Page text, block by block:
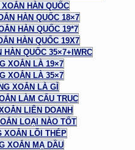
HÀN QUỐC
HÀN QUỐC 18×7
HÀN QUỐC 19*7
HÀN QUỐC 19X7
HÀN QUỐC 35×7+IWRC
XOẮN LÀ 19×7
XOẮN LÀ 35×7
XOẮN LÀ GÌ
LÀM CẨU TRỤC
LIÊN DOANH
LOẠI NÀO TỐT
XOẮN LÕI THÉP
XOẮN MẠ DẦU